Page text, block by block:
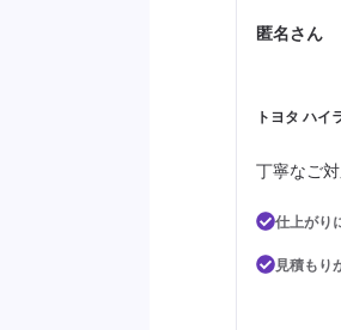
匿名さん
トヨタ ハイ
丁寧なご
仕上がり
見積もり